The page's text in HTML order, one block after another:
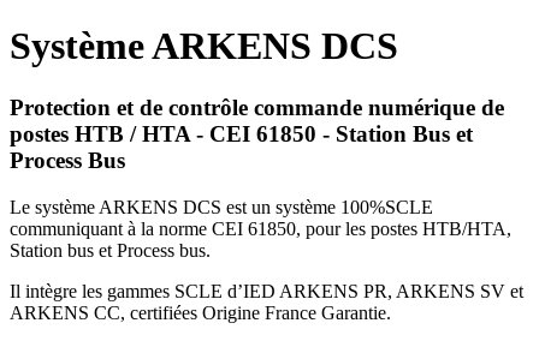
Système ARKENS DCS
Protection et de contrôle commande numérique de
postes HTB / HTA - CEI 61850 - Station Bus et
Process Bus
Le système ARKENS DCS est un système 100%SCLE
communiquant à la norme CEI 61850, pour les postes HTB/HTA,
Station bus et Process bus.
Il intègre les gammes SCLE d’IED ARKENS PR, ARKENS SV et
ARKENS CC, certifiées Origine France Garantie.